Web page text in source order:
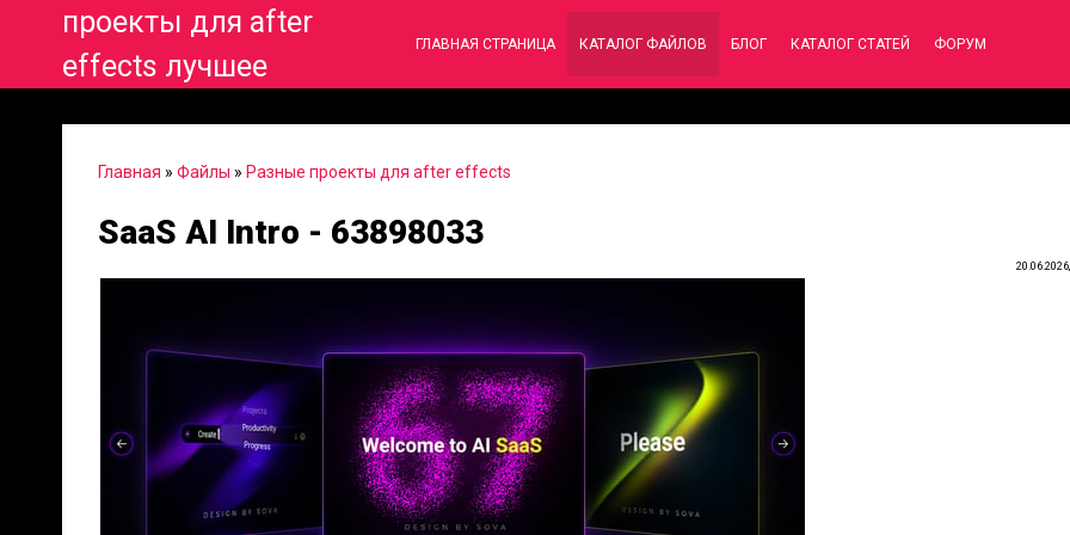
проекты для after
effects лучшее
ГЛАВНАЯ СТРАНИЦА КАТАЛОГ ФАЙЛОВ БЛОГ КАТАЛОГ СТАТЕЙ ФОРУМ
Главная » Файлы » Разные проекты для after effects
SaaS AI Intro - 63898033